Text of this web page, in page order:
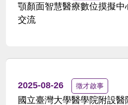
顎顏面智慧醫療數位摸擬
交流
2025-08-26 徵才啟事
國立臺灣大學醫學院附設